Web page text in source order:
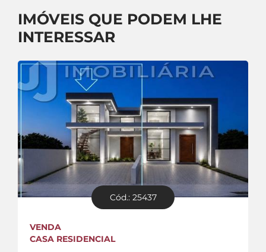
IMÓVEIS QUE PODEM LHE
INTERESSAR
Cód.: 25437
VENDA
CASA RESIDENCIAL